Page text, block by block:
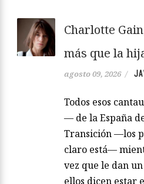
Charlotte
más que la
agosto 09, 2026 /
Todos esos
— de la España
Transición —los
claro está—
vez que le dan
ellos dicen estar